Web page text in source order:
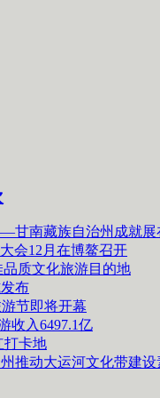
甘南藏族自治州成就展
会12月在博鳌召开
品质文化旅游目的地
布
节即将开幕
收入6497.1亿
打卡地
推动大运河文化带建设